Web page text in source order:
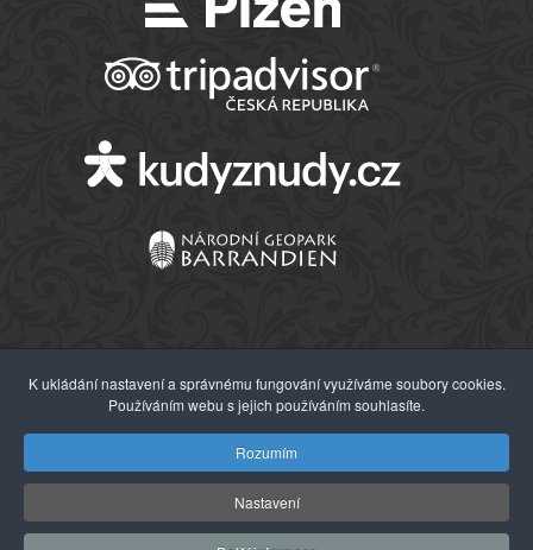
© 2026 Západočeské muzeum v Plzni
K ukládání nastavení a správnému fungování využíváme soubory cookies.
Používáním webu s jejich používáním souhlasíte.
Rozumím
Nastavení